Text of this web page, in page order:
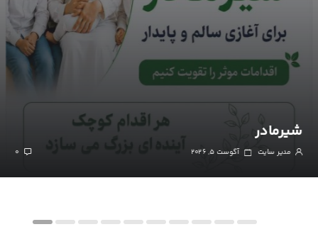
شیرمادر
آگوست ۵, ۲۰۲۶ مدیر سایت ۰